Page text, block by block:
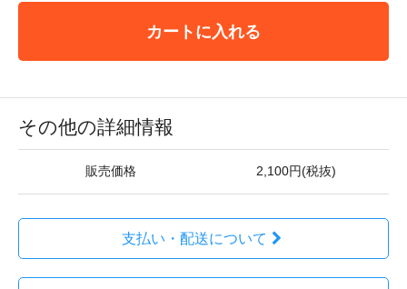
カートに入れる
その他の詳細情報
販売価格 2,100円(税抜)
支払い・配送について